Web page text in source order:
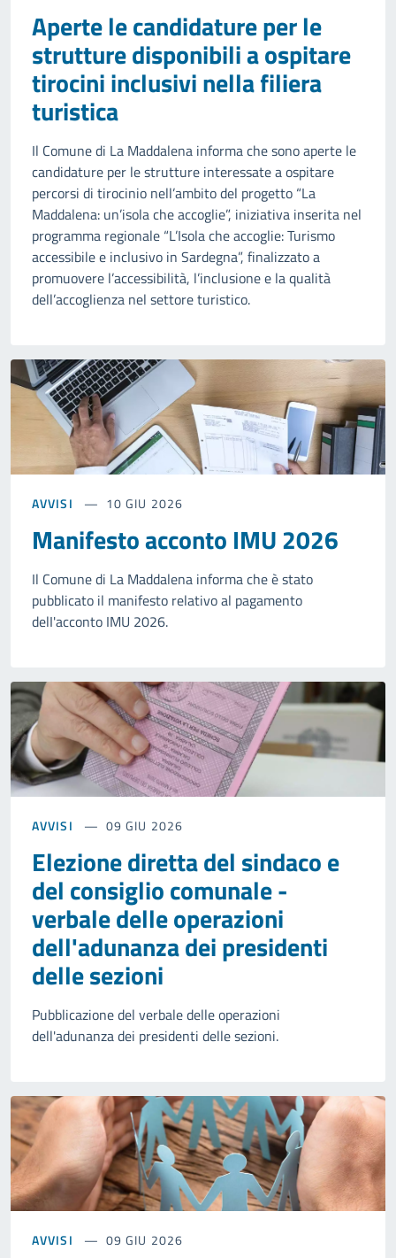
Aperte le candidature per le
strutture disponibili a ospitare
tirocini inclusivi nella filiera
turistica
Il Comune di La Maddalena informa che sono aperte le
candidature per le strutture interessate a ospitare
percorsi di tirocinio nell’ambito del progetto “La
Maddalena: un’isola che accoglie”, iniziativa inserita nel
programma regionale “L’Isola che accoglie: Turismo
accessibile e inclusivo in Sardegna”, finalizzato a
promuovere l’accessibilità, l’inclusione e la qualità
dell’accoglienza nel settore turistico.
AVVISI 10 GIU 2026
Manifesto acconto IMU 2026
Il Comune di La Maddalena informa che è stato
pubblicato il manifesto relativo al pagamento
delI'acconto IMU 2026.
AVVISI 09 GIU 2026
Elezione diretta del sindaco e
del consiglio comunale -
verbale delle operazioni
dell'adunanza dei presidenti
delle sezioni
Pubblicazione del verbale delle operazioni
dell'adunanza dei presidenti delle sezioni.
AVVISI 09 GIU 2026